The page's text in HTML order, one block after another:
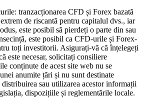
tranzacționarea CFD și Forex bazată
de riscantă pentru capitalul dvs., iar
este posibil să pierdeți o parte din sau
este posibil ca CFD-urile și Forex-
toți investitorii. Asigurați-vă că înțelegeți
este necesar, solicitați consiliere
conținute de acest site web nu se
anumite țări și nu sunt destinate
sau utilizarea acestor informații
dispozițiile și reglementările locale.